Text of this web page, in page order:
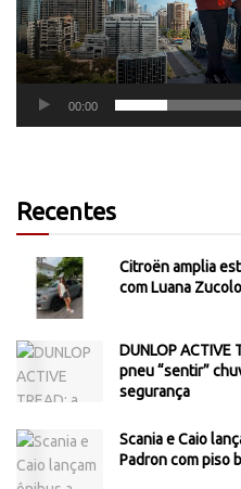
00:00
Recentes
Citroën amplia
com Luana
DUNLOP ACTIVE
pneu “sentir”
segurança
Scania e Caio
Padron com piso